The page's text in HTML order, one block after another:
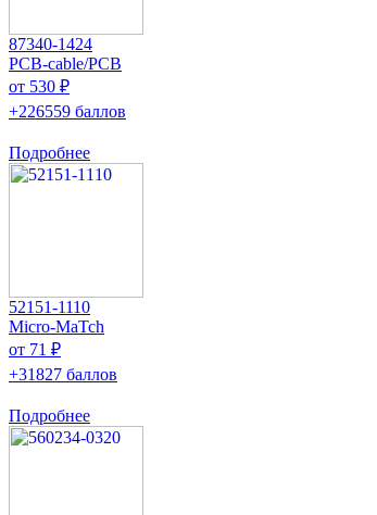
87340-1424
PCB-cable/PCB
от 530 ₽
+226559 баллов
Подробнее
52151-1110
Micro-MaTch
от 71 ₽
+31827 баллов
Подробнее